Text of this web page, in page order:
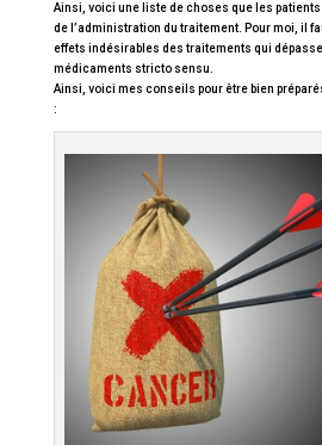
Ainsi, voici une liste de choses que les patients
de l’administration du traitement. Pour moi, il
effets indésirables des traitements qui
médicaments stricto sensu.
Ainsi, voici mes conseils pour être bien
: